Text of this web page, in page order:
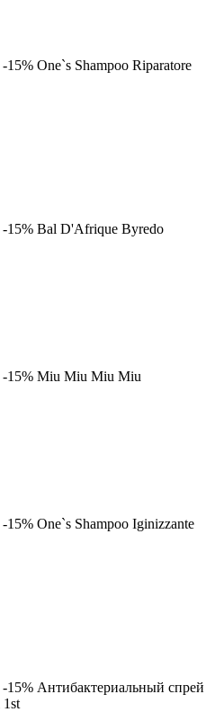
-15% One`s Shampoo Riparatore
-15% Bal D'Afrique Byredo
-15% Miu Miu Miu Miu
-15% One`s Shampoo Iginizzante
-15% Антибактериальный спрей
1st